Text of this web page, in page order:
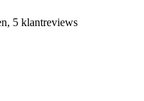
5 klantreviews